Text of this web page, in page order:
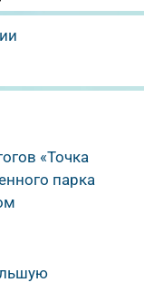
«Точка
парка